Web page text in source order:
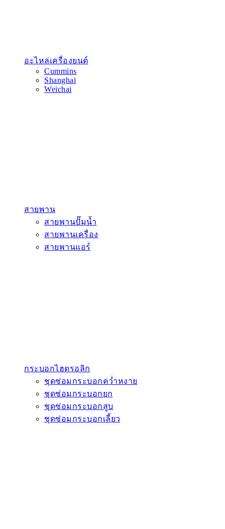
อะไหล่เครื่องยนต์
Cummins
Shanghai
Weichai
สายพาน
สายพานปั๊มน้ำ
สายพานเครื่อง
สายพานแอร์
กระบอกไฮดรอลิก
ชุดซ่อมกระบอกคว่ำหงาย
ชุดซ่อมกระบอกยก
ชุดซ่อมกระบอกสูบ
ชุดซ่อมกระบอกเลี้ยว